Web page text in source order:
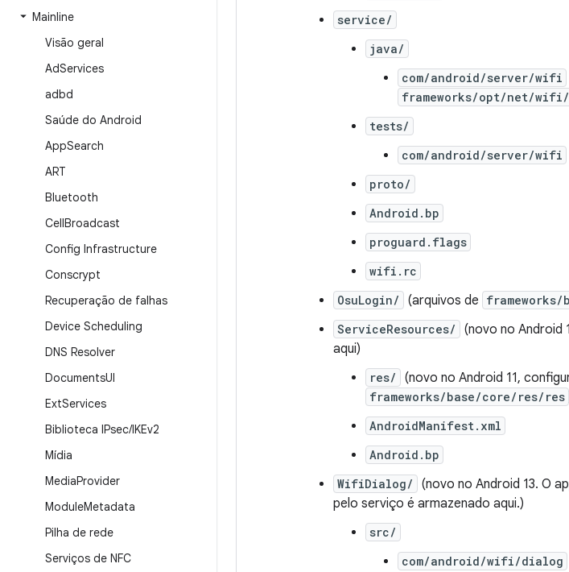
Mainline
Visão geral
AdServices
adbd
Saúde do Android
AppSearch
ART
Bluetooth
CellBroadcast
Config Infrastructure
Conscrypt
Recuperação de falhas
Device Scheduling
DNS Resolver
DocumentsUI
ExtServices
Biblioteca IPsec/IKEv2
Mídia
MediaProvider
ModuleMetadata
Pilha de rede
Serviços de NFC
service/
java/
com/android/server/wifi
frameworks/opt/net/
tests/
com/android/server/wifi
proto/
Android.bp
proguard.flags
wifi.rc
OsuLogin/
(arquivos de frameworks/
ServiceResources/
(novo no Android
aqui)
res/ (novo no Android 11,
frameworks/base/core/res/res
AndroidManifest.xml
Android.bp
WifiDialog/
(novo no Android 13. O
pelo serviço é armazenado aqui.)
src/
com/android/wifi/dialog